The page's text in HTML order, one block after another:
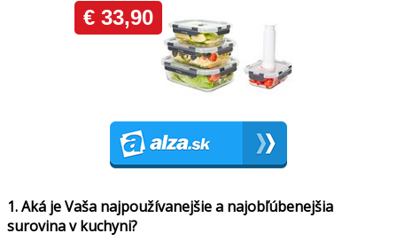
1. Aká je Vaša najpoužívanejšie a najobľúbenejšia
surovina v kuchyni?